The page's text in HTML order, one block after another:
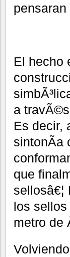
El hecho
a
Es decir,
sintonÃ­a
que
los
metro de